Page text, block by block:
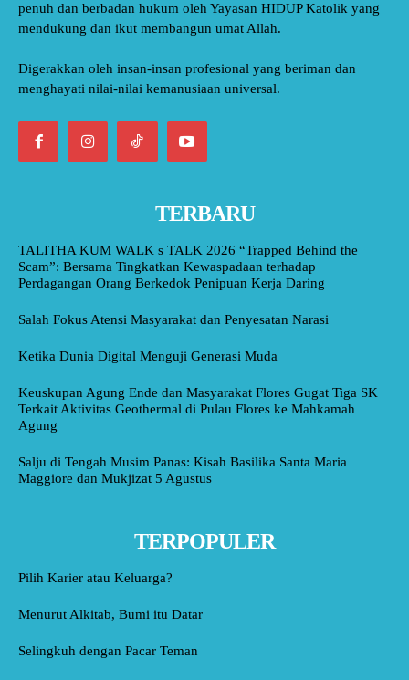
penuh dan berbadan hukum oleh Yayasan HIDUP Katolik yang
mendukung dan ikut membangun umat Allah.
Digerakkan oleh insan-insan profesional yang beriman dan
menghayati nilai-nilai kemanusiaan universal.
TERBARU
TALITHA KUM WALK s TALK 2026 “Trapped Behind the
Scam”: Bersama Tingkatkan Kewaspadaan terhadap
Perdagangan Orang Berkedok Penipuan Kerja Daring
Salah Fokus Atensi Masyarakat dan Penyesatan Narasi
Ketika Dunia Digital Menguji Generasi Muda
Keuskupan Agung Ende dan Masyarakat Flores Gugat Tiga SK
Terkait Aktivitas Geothermal di Pulau Flores ke Mahkamah
Agung
Salju di Tengah Musim Panas: Kisah Basilika Santa Maria
Maggiore dan Mukjizat 5 Agustus
TERPOPULER
Pilih Karier atau Keluarga?
Menurut Alkitab, Bumi itu Datar
Selingkuh dengan Pacar Teman